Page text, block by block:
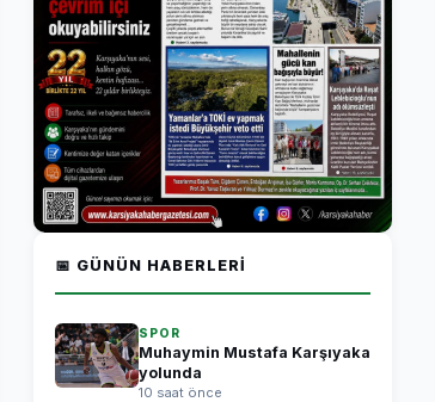
📅 GÜNÜN HABERLERI
SPOR
Muhaymin Mustafa Karşıyaka
yolunda
10 saat önce